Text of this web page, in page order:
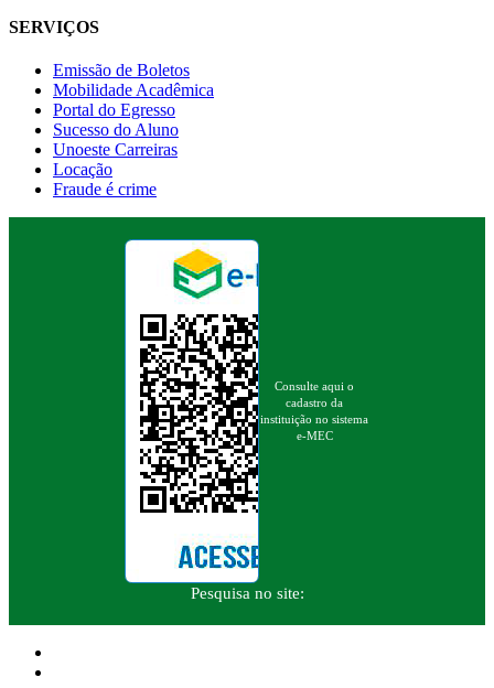
SERVIÇOS
Emissão de Boletos
Mobilidade Acadêmica
Portal do Egresso
Sucesso do Aluno
Unoeste Carreiras
Locação
Fraude é crime
Consulte aqui o
cadastro da
instituição no sistema
e-MEC
Pesquisa no site: